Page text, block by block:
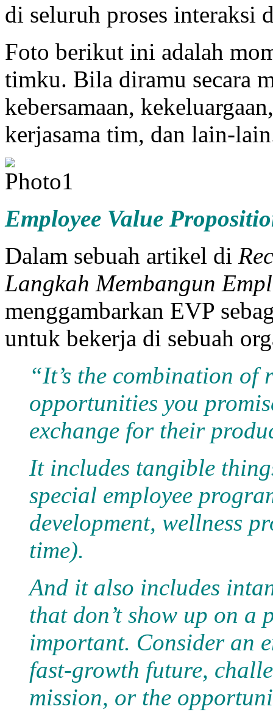
di seluruh proses interaksi
Foto berikut ini adalah
timku. Bila diramu secara
kebersamaan,
kerjasama tim, dan lain-
Employee Value
Dalam sebuah artikel di
Langkah Membangun
menggambarkan EVP
untuk bekerja di sebuah
“It’s the combination of
opportunities you
exchange for their
It includes tangible
special employee
development, wellness
time).
And it also includes
that don’t show up on a
important. Consider an
fast-growth future,
mission, or the